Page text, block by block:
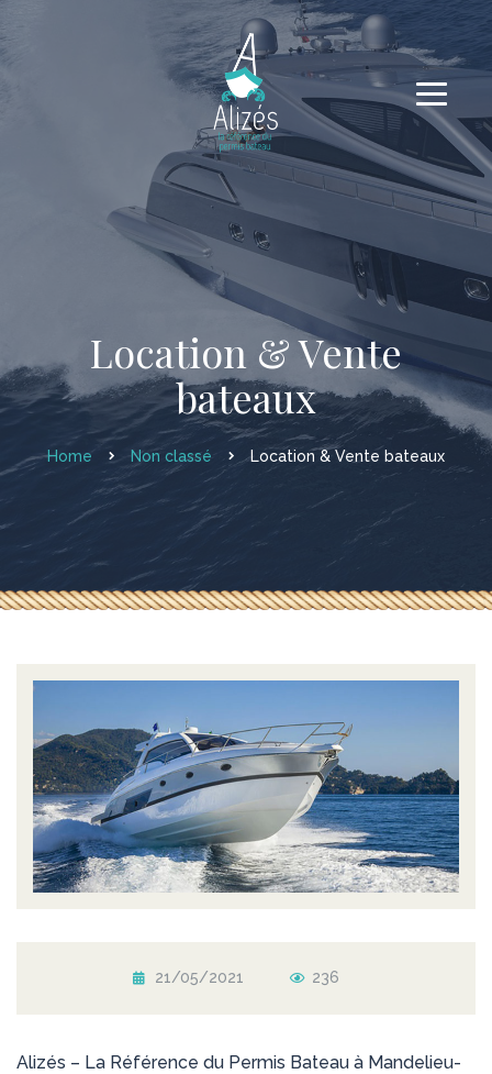
Location & Vente
bateaux
Home Non classé Location & Vente bateaux
21/05/2021 236
Alizés – La Référence du Permis Bateau à Mandelieu-